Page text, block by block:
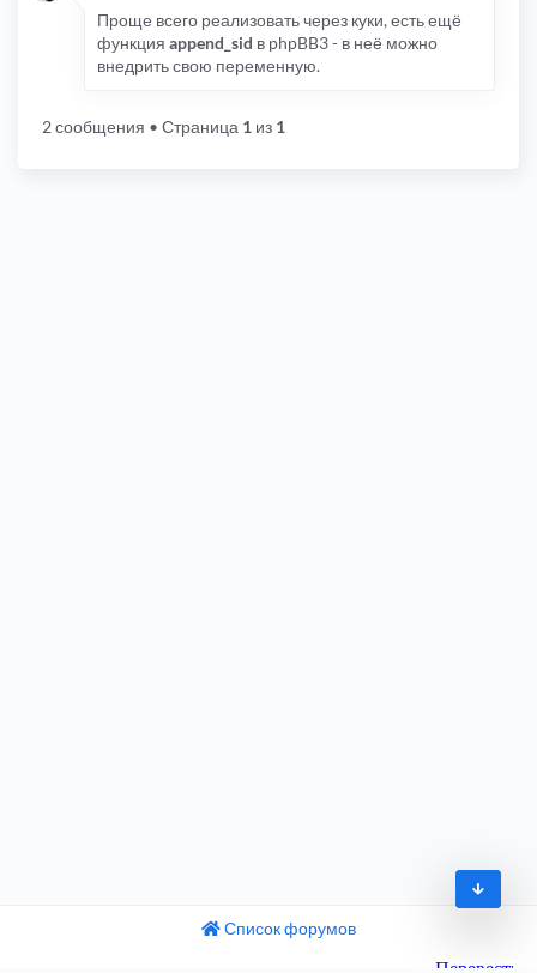
Проще всего реализовать через куки, есть ещё
функция append_sid в phpBB3 - в неё можно
внедрить свою переменную.
2 сообщения • Страница 1 из 1
Список форумов